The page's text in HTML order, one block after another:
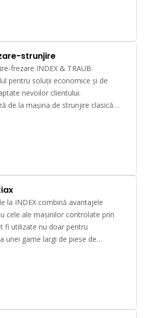
strunjire
frezare INDEX & TRAUB
pentru soluții economice și de
nevoilor clientului.
de la mașina de strunjire clasică
INDEX oferă constant soluții
la INDEX combină avantajele
cele ale mașinilor controlate prin
fi utilizate nu doar pentru
unei game largi de piese de